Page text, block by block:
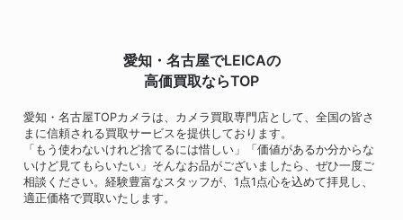
愛知・名古屋でLEICAの
高価買取ならTOP
愛知・名古屋TOPカメラは、カメラ買取専門店として、全国の皆さ
まに信頼される買取サービスを提供しております。
「もう使わないけれど捨てるには惜しい」「価値があるか分からな
いけど見てもらいたい」そんなお品がございましたら、ぜひ一度ご
相談ください。経験豊富なスタッフが、1点1点心を込めて拝見し、
適正価格で買取いたします。